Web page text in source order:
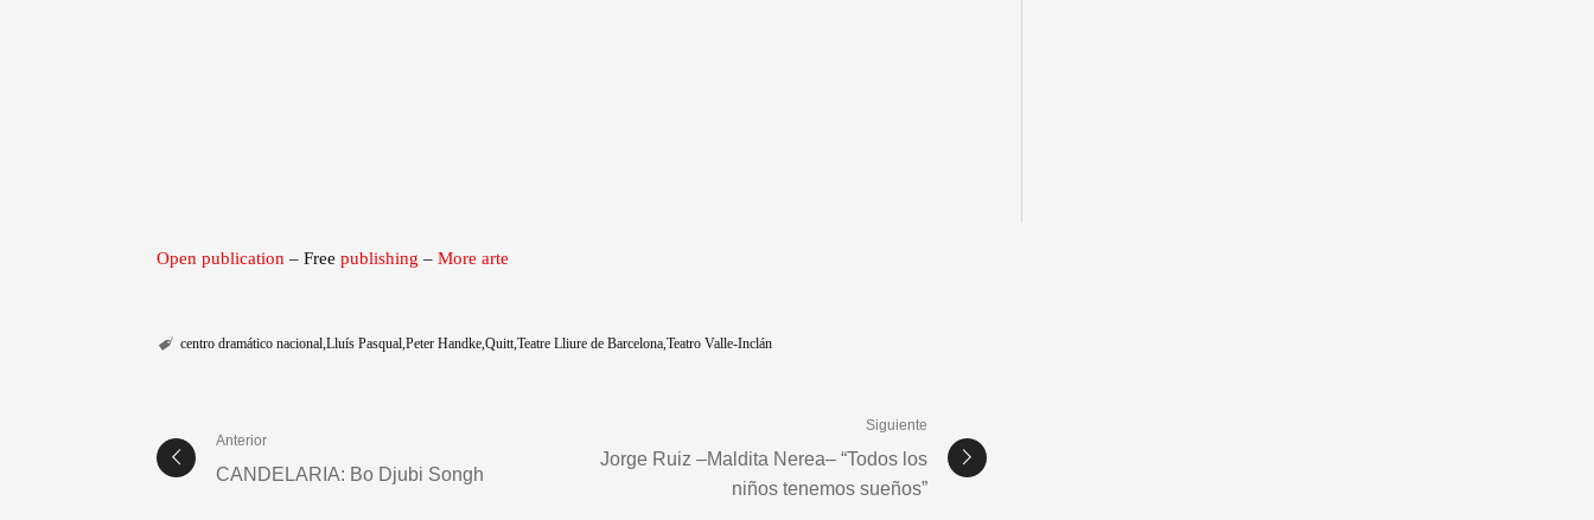
Open publication – Free publishing – More arte
centro dramático nacional Lluís Pasqual Peter Handke Quitt Teatre Lliure de Barcelona Teatro Valle-Inclán
Anterior
CANDELARIA: Bo Djubi Songh
Siguiente
Jorge Ruiz –Maldita Nerea– “Todos los
niños tenemos sueños”